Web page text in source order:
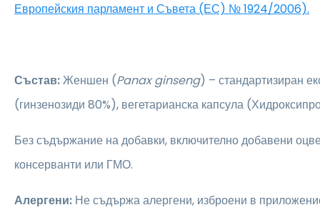
Европейския парламент и Съвета (ЕС) № 1924/2006).
Състав:Женшен (Panax ginseng) – стандартизиран
(гинзенозиди 80%), вегетарианска капсула
Без съдържание на добавки, включително добавени
консерванти или ГМО.
Алергени: Не съдържа алергени, изброени в